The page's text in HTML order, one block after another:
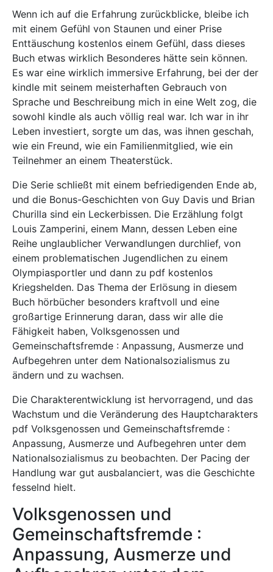
Wenn ich auf die Erfahrung zurückblicke, bleibe ich
mit einem Gefühl von Staunen und einer Prise
Enttäuschung kostenlos einem Gefühl, dass dieses
Buch etwas wirklich Besonderes hätte sein können.
Es war eine wirklich immersive Erfahrung, bei der der
kindle mit seinem meisterhaften Gebrauch von
Sprache und Beschreibung mich in eine Welt zog, die
sowohl kindle als auch völlig real war. Ich war in ihr
Leben investiert, sorgte um das, was ihnen geschah,
wie ein Freund, wie ein Familienmitglied, wie ein
Teilnehmer an einem Theaterstück.
Die Serie schließt mit einem befriedigenden Ende ab,
und die Bonus-Geschichten von Guy Davis und Brian
Churilla sind ein Leckerbissen. Die Erzählung folgt
Louis Zamperini, einem Mann, dessen Leben eine
Reihe unglaublicher Verwandlungen durchlief, von
einem problematischen Jugendlichen zu einem
Olympiasportler und dann zu pdf kostenlos
Kriegshelden. Das Thema der Erlösung in diesem
Buch hörbücher besonders kraftvoll und eine
großartige Erinnerung daran, dass wir alle die
Fähigkeit haben, Volksgenossen und
Gemeinschaftsfremde : Anpassung, Ausmerze und
Aufbegehren unter dem Nationalsozialismus zu
ändern und zu wachsen.
Die Charakterentwicklung ist hervorragend, und das
Wachstum und die Veränderung des Hauptcharakters
pdf Volksgenossen und Gemeinschaftsfremde :
Anpassung, Ausmerze und Aufbegehren unter dem
Nationalsozialismus zu beobachten. Der Pacing der
Handlung war gut ausbalanciert, was die Geschichte
fesselnd hielt.
Volksgenossen und
Gemeinschaftsfremde :
Anpassung, Ausmerze und